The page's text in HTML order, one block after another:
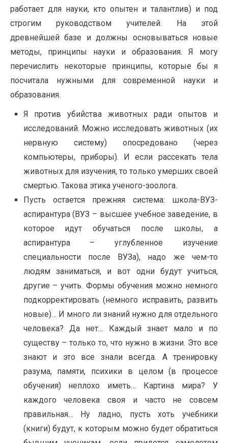
работает для науки, кто опытен и талантлив) и под
строгим руководством учителей. На этой
древнейшей базе и должны основываться новые
методы, принципы науки и образования. Я могу
перечислить некоторые принципы, которые бы я
посчитала нужными для современной науки и
образования.
Я против убийства животных ради опытов и
исследований. Можно исследовать животных (их
нервную систему) опосредовано (через
компьютеры, приборы). И если рассекать тела
животных для изучения, то только умерших своей
смертью. Такова этика ученого-зоолога.
Пусть остается прежняя система: школа-ВУЗ-
аспирантура (ВУЗ – высшее учебное заведение, в
которое идут обучаться после школы, а
аспирантура – углубленное изучение
специальности после ВУЗа), надо же чем-то
людям заниматься, и вот одни будут учиться,
другие – учить. Формы обучения можно немного
подкорректировать (немного исправить, развить
новые)… И много ли знаний нужно для отдельного
человека? Да нет… Каждый знает мало и по
существу – только то, что нужно в жизни. Это все
знают и это все знали всегда. А тренировку
разума, памяти, психики в целом (в процессе
обучения) неплохо иметь… Картина мира? У
каждого человека своя и часто не совсем
правильная… Ну ладно, пусть хоть учебники
(книги) будут, к которым можно будет обратиться